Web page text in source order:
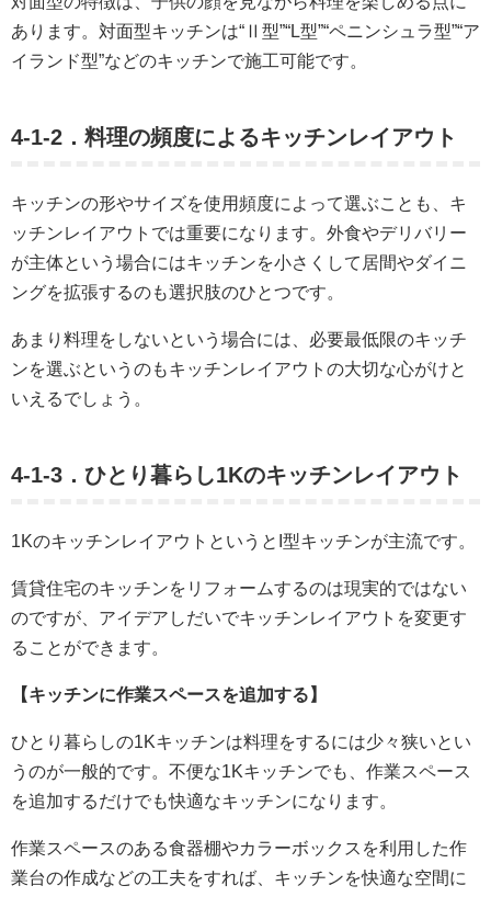
あります。対面型キッチンは“Ⅱ型”“L型”“ペニンシュラ型”“ア
イランド型”などのキッチンで施工可能です。
4-1-2．料理の頻度によるキッチンレイアウト
キッチンの形やサイズを使用頻度によって選ぶことも、キ
ッチンレイアウトでは重要になります。外食やデリバリー
が主体という場合にはキッチンを小さくして居間やダイニ
ングを拡張するのも選択肢のひとつです。
あまり料理をしないという場合には、必要最低限のキッチ
ンを選ぶというのもキッチンレイアウトの大切な心がけと
いえるでしょう。
4-1-3．ひとり暮らし1Kのキッチンレイアウト
1KのキッチンレイアウトというとI型キッチンが主流です。
賃貸住宅のキッチンをリフォームするのは現実的ではない
のですが、アイデアしだいでキッチンレイアウトを変更す
ることができます。
【キッチンに作業スペースを追加する】
ひとり暮らしの1Kキッチンは料理をするには少々狭いとい
うのが一般的です。不便な1Kキッチンでも、作業スペース
を追加するだけでも快適なキッチンになります。
作業スペースのある食器棚やカラーボックスを利用した作
業台の作成などの工夫をすれば、キッチンを快適な空間に